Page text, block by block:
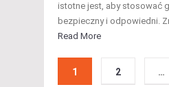
istotne jest, aby stosować
bezpieczny i odpowiedni.
Read More
1 2 …